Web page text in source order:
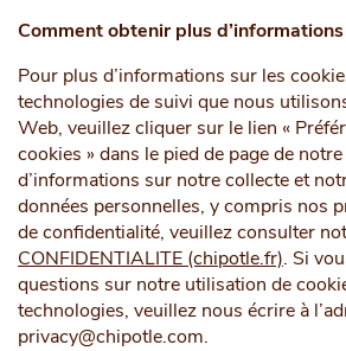
Comment obtenir plus d’informations
Pour plus d’informations sur les
technologies de suivi que nous
Web, veuillez cliquer sur le lien «
cookies » dans le pied de page de
d’informations sur notre collecte et
données personnelles, y compris nos
de confidentialité, veuillez consulter
CONFIDENTIALITE (chipotle.fr). Si
questions sur notre utilisation de
technologies, veuillez nous écrire à
privacy@chipotle.com.